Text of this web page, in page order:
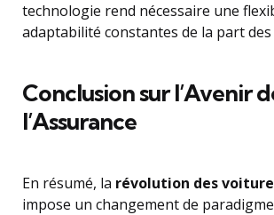
technologie rend nécessaire une
adaptabilité constantes de la part
Conclusion sur l’Avenir
l’Assurance
En résumé, la révolution des
impose un changement de